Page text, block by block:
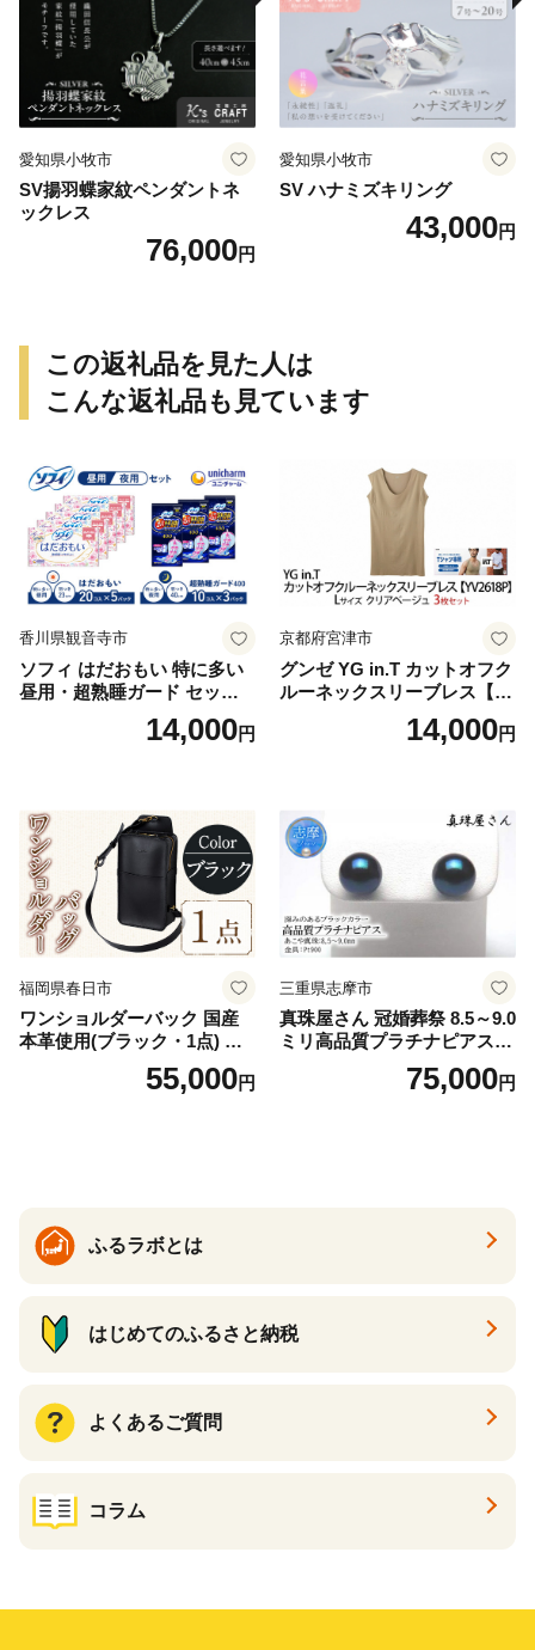
愛知県小牧市
SV揚羽蝶家紋ペンダントネ
ックレス
76,000円
愛知県小牧市
SV ハナミズキリング
43,000円
この返礼品を見た人は
こんな返礼品も見ています
香川県観音寺市
ソフィ はだおもい 特に多い
昼用・超熟睡ガード セット
羽付き ナプキン 生理用品 サ
ニタリー ユニ・チャーム
14,000円
京都府宮津市
グンゼ YG in.T カットオフク
ルーネックスリーブレス【Y
V2618P】Lサイズ クリアベ
ージュ3枚セット [№5716-04
14,000円
福岡県春日市
ワンショルダーバック 国産
本革使用(ブラック・1点) 鞄
バック バッグ カバン レザー
国産 日本製 牛革 黒 革 革製
55,000円
三重県志摩市
真珠屋さん 冠婚葬祭 8.5～9.0
ミリ高品質プラチナピアス P
t900 志摩産アコヤ真珠 ブラ
ックパール 黒真珠75,000円
ふるラボとは
はじめてのふるさと納税
よくあるご質問
コラム